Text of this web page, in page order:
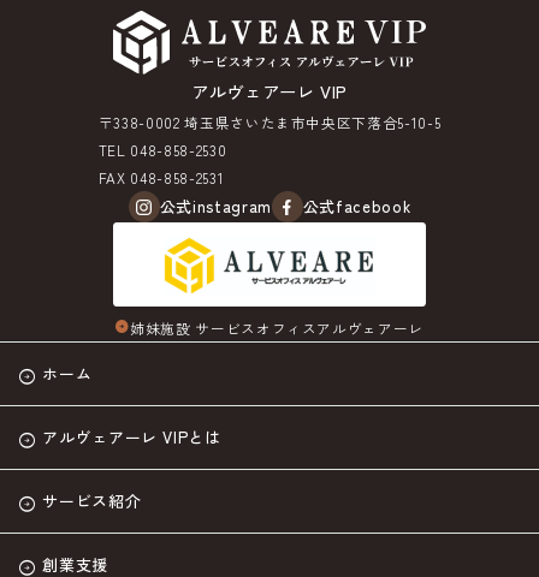
アルヴェアーレ VIP
〒338-0002 埼玉県さいたま市中央区下落合5-10-5
TEL 048-858-2530
FAX 048-858-2531
公式instagram 公式facebook
arrow_circle_right姉妹施設 サービスオフィスアルヴェアーレ
ホーム
アルヴェアーレ VIPとは
サービス紹介
創業支援